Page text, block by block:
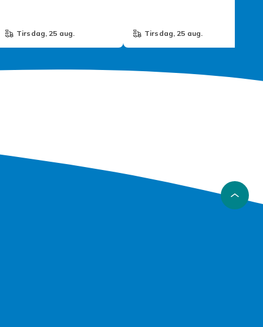
tirsdag, 25 aug. tirsdag, 25 aug.